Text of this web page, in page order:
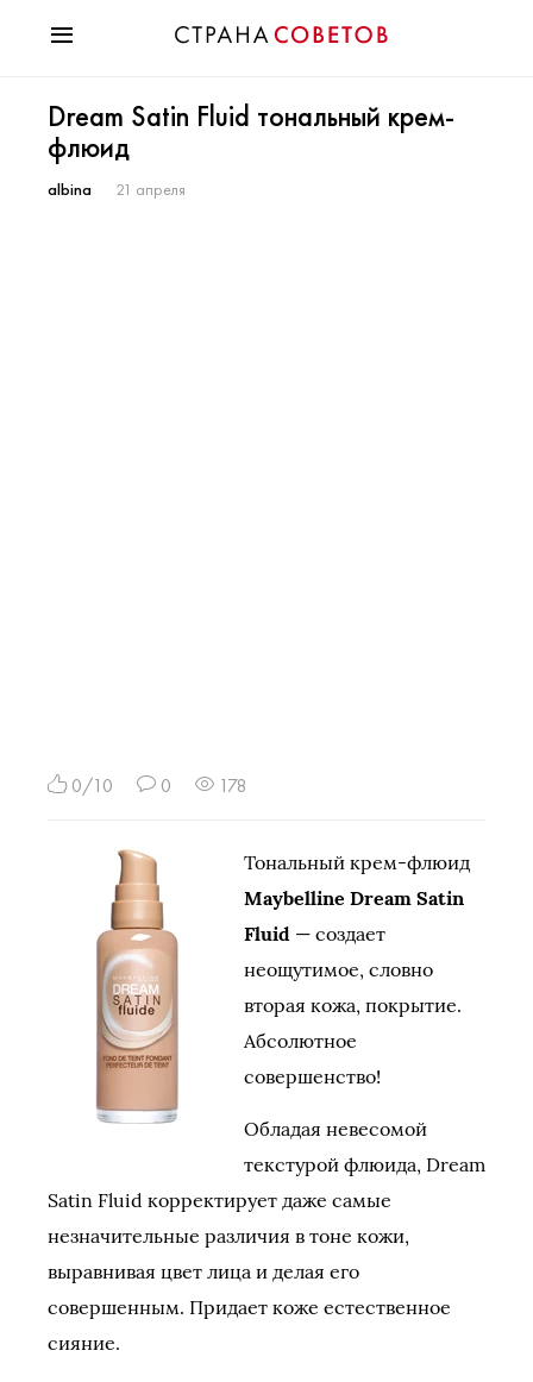
Мода
Звезды
Гороскопы
Dream Satin Fluid тональный крем-
флюид
albina 21 апреля
0/10 0 178
Тональный крем-флюид
Maybelline Dream Satin
Fluid — создает
неощутимое, словно
вторая кожа, покрытие.
Абсолютное
совершенство!
Обладая невесомой
текстурой флюида, Dream
Satin Fluid корректирует даже самые
незначительные различия в тоне кожи,
выравнивая цвет лица и делая его
совершенным. Придает коже естественное
сияние.